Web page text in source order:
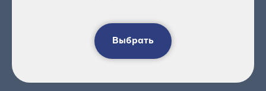
Выбрать